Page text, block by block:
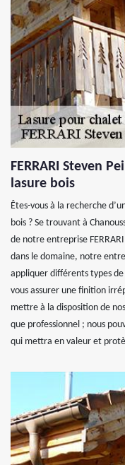
FERRARI Steven
lasure bois
Êtes-vous à la recherche
bois ? Se trouvant à
de notre entreprise
dans le domaine, notre
appliquer différents types de
vous assurer une finition
mettre à la disposition de
que professionnel ; nous
qui mettra en valeur et